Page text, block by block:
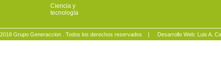
Ciencia y
tecnología
2018 Grupo Generaccion . Todos los derechos reservados | Desarrollo Web: Luis